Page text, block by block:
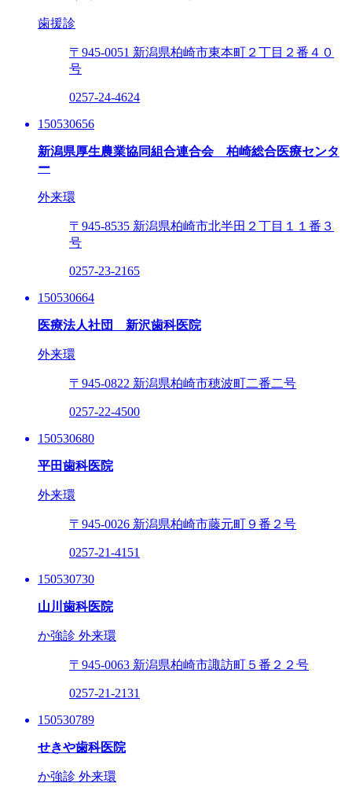
歯援診
〒945-0051 新潟県柏崎市東本町２丁目２番４０
号
0257-24-4624
150530656
新潟県厚生農業協同組合連合会 柏崎総合医療センタ
ー
外来環
〒945-8535 新潟県柏崎市北半田２丁目１１番３
号
0257-23-2165
150530664
医療法人社団 新沢歯科医院
外来環
〒945-0822 新潟県柏崎市穂波町二番二号
0257-22-4500
150530680
平田歯科医院
外来環
〒945-0026 新潟県柏崎市藤元町９番２号
0257-21-4151
150530730
山川歯科医院
か強診 外来環
〒945-0063 新潟県柏崎市諏訪町５番２２号
0257-21-2131
150530789
せきや歯科医院
か強診 外来環